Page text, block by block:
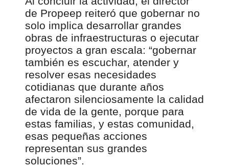
de Propeep reiteró que gobernar no
solo implica desarrollar grandes
obras de infraestructuras o ejecutar
proyectos a gran escala: “gobernar
también es escuchar, atender y
resolver esas necesidades
cotidianas que durante años
afectaron silenciosamente la calidad
de vida de la gente, porque para
estas familias, y estas comunidad,
esas pequeñas acciones
representan sus grandes
soluciones”.